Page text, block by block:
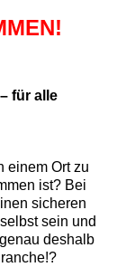
für alle
einem Ort zu
ist? Bei
sicheren
sein und
deshalb